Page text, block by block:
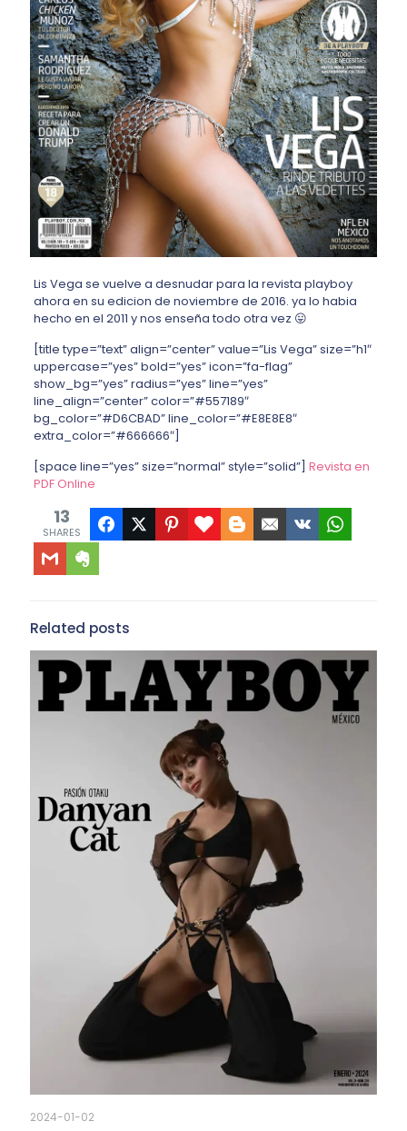
Lis Vega se vuelve a desnudar para la revista playboy
ahora en su edicion de noviembre de 2016. ya lo habia
hecho en el 2011 y nos enseña todo otra vez 😛
[title type=”text” align=”center” value=”Lis Vega” size=”h1″
uppercase=”yes” bold=”yes” icon=”fa-flag”
show_bg=”yes” radius=”yes” line=”yes”
line_align=”center” color=”#557189″
bg_color=”#D6CBAD” line_color=”#E8E8E8″
extra_color=”#666666″]
[space line=”yes” size=”normal” style=”solid”] Revista en
PDF Online
13
SHARES
Related posts
2024-01-02